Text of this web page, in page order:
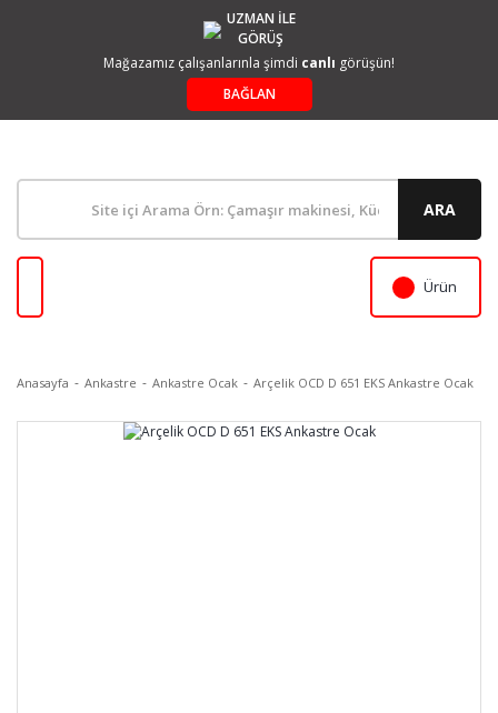
UZMAN İLE
GÖRÜŞ
Mağazamız çalışanlarınla şimdi canlı görüşün!
BAĞLAN
ARA
Ürün
Anasayfa Ankastre Ankastre Ocak Arçelik OCD D 651 EKS Ankastre Ocak